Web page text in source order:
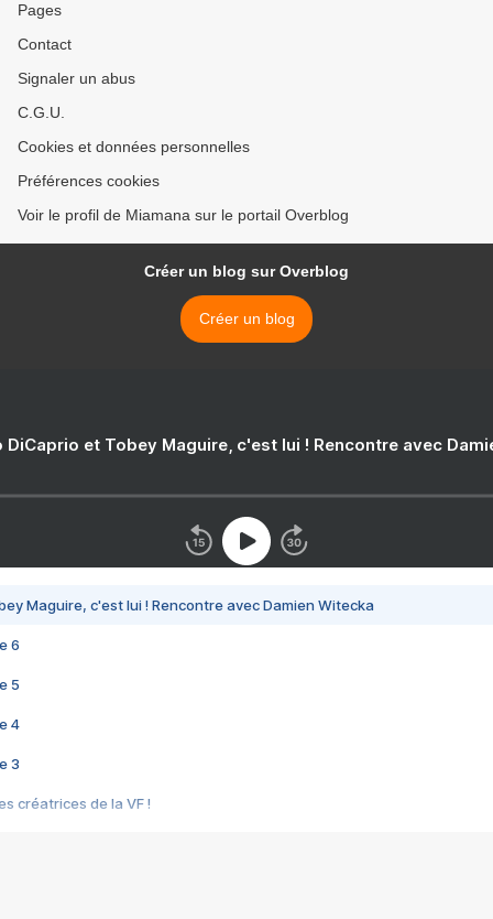
Pages
Contact
Signaler un abus
C.G.U.
Cookies et données personnelles
Préférences cookies
Voir le profil de Miamana sur le portail Overblog
Créer un blog sur Overblog
Créer un blog
DiCaprio et Tobey Maguire, c'est lui ! Rencontre avec
Maguire, c'est lui ! Rencontre avec Damien Witecka
6
5
4
3
créatrices de la VF !